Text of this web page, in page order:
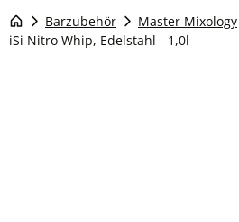
Barzubehör
Master Mixology
iSi Nitro Whip, Edelstahl - 1,0l